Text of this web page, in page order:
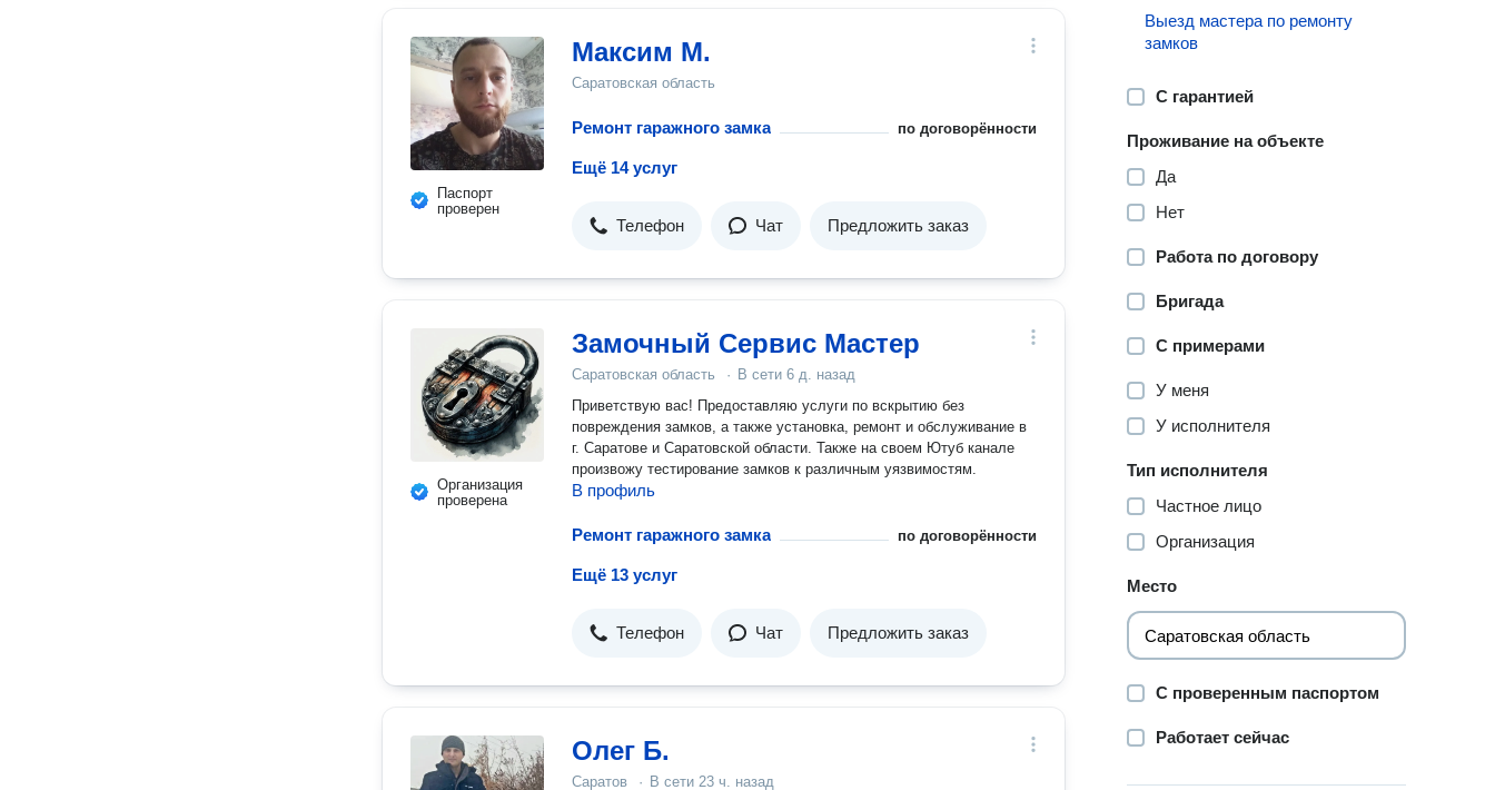
Паспорт
проверен
Максим М.
Саратовская область
Ремонт гаражного замка по договорённости
Ещё 14 услуг
Телефон Чат Предложить заказ
Организация
проверена
Замочный Сервис Мастер
Саратовская область · В сети 6 д. назад
Приветствую вас! Предоставляю услуги по вскрытию без
повреждения замков, а также установка, ремонт и обслуживание в
г. Саратове и Саратовской области. Также на своем Ютуб канале
произвожу тестирование замков к различным уязвимостям.
В профиль
Ремонт гаражного замка по договорённости
Ещё 13 услуг
Телефон Чат Предложить заказ
Олег Б.
Саратов · В сети 23 ч. назад
Выезд мастера по ремонту
замков
С гарантией
Проживание на объекте
Да
Нет
Работа по договору
Бригада
С примерами
У меня
У исполнителя
Тип исполнителя
Частное лицо
Организация
Место
С проверенным паспортом
Работает сейчас